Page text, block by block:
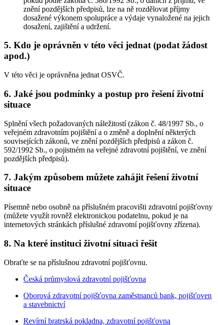
znění pozdějších předpisů, lze na ně rozdělovat příjmy
dosažené výkonem spolupráce a výdaje vynaložené na jejich
dosažení, zajištění a udržení.
5. Kdo je oprávněn v této věci jednat (podat žádost
apod.)
V této věci je oprávněna jednat OSVČ.
6. Jaké jsou podmínky a postup pro řešení životní
situace
Splnění všech požadovaných náležitostí (zákon č. 48/1997 Sb., o
veřejném zdravotním pojištění a o změně a doplnění některých
souvisejících zákonů, ve znění pozdějších předpisů a zákon č.
592/1992 Sb., o pojistném na veřejné zdravotní pojištění, ve znění
pozdějších předpisů).
7. Jakým způsobem můžete zahájit řešení životní
situace
Písemně nebo osobně na příslušném pracovišti zdravotní pojišťovny
(můžete využít rovněž elektronickou podatelnu, pokud je na
internetových stránkách příslušné zdravotní pojišťovny zřízena).
8. Na které instituci životní situaci řešit
Obraťte se na příslušnou zdravotní pojišťovnu.
Česká průmyslová zdravotní pojišťovna
Oborová zdravotní pojišťovna zaměstnanců bank, pojišťoven
a stavebnictví
Revírní bratrská pokladna, zdravotní pojišťovna